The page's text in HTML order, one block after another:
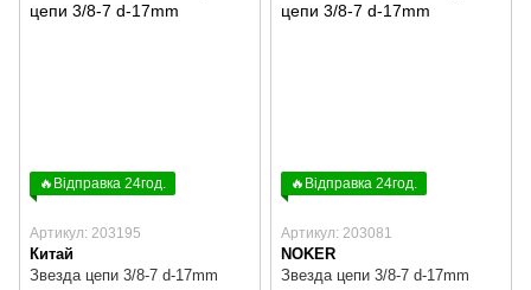
🔥Відправка 24год.
Артикул: 203195
Китай
Звезда цепи 3/8-7 d-17mm
🔥Відправка 24год.
Артикул: 203081
NOKER
Звезда цепи 3/8-7 d-17mm